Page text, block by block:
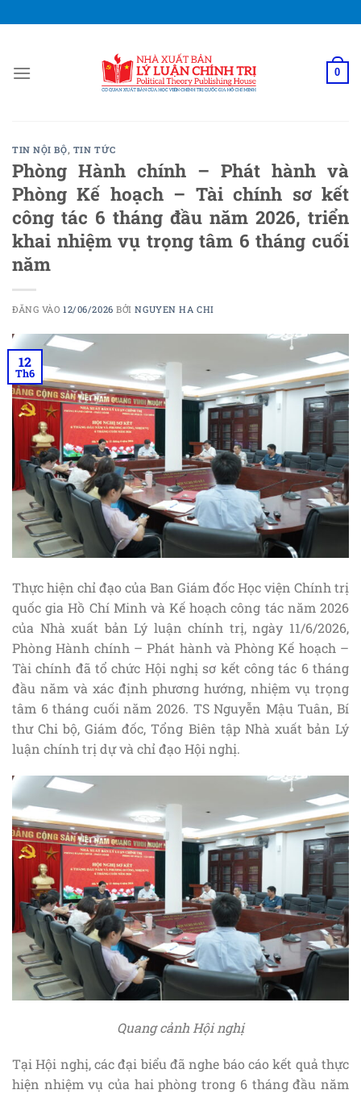
qua
dung
0
TIN NỘI BỘ, TIN TỨC
Phòng Hành chính – Phát hành và
Phòng Kế hoạch – Tài chính sơ kết
công tác 6 tháng đầu năm 2026, triển
khai nhiệm vụ trọng tâm 6 tháng cuối
năm
ĐĂNG VÀO12/06/2026 BỞINGUYEN HA CHI
12
Th6
Thực hiện chỉ đạo của Ban Giám đốc Học viện Chính trị
quốc gia Hồ Chí Minh và Kế hoạch công tác năm 2026
của Nhà xuất bản Lý luận chính trị, ngày 11/6/2026,
Phòng Hành chính – Phát hành và Phòng Kế hoạch –
Tài chính đã tổ chức Hội nghị sơ kết công tác 6 tháng
đầu năm và xác định phương hướng, nhiệm vụ trọng
tâm 6 tháng cuối năm 2026. TS Nguyễn Mậu Tuân, Bí
thư Chi bộ, Giám đốc, Tổng Biên tập Nhà xuất bản Lý
luận chính trị dự và chỉ đạo Hội nghị.
Quang cảnh Hội nghị
Tại Hội nghị, các đại biểu đã nghe báo cáo kết quả thực
hiện nhiệm vụ của hai phòng trong 6 tháng đầu năm